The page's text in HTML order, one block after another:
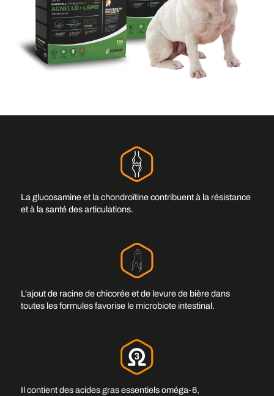
La glucosamine et la chondroïtine contribuent à la résistance
et à la santé des articulations.
L'ajout de racine de chicorée et de levure de bière dans
toutes les formules favorise le microbiote intestinal.
Il contient des acides gras essentiels oméga-6,